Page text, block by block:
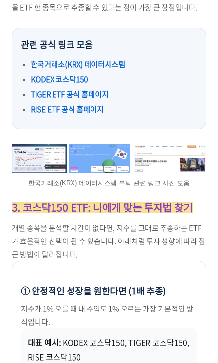
을 ETF 한 종목으로 추종할 수 있다는 점이 가장 큰 장점입니다.
관련 공식 링크 모음
한국거래소(KRX) 데이터시스템
KODEX 코스닥150
TIGER ETF 공식 홈페이지
RISE ETF 공식 홈페이지
한국거래소(KRX) 데이터시스템 부턱 관련 링크 사진 모음
3. 코스닥150 ETF: 나에게 맞는 투자법 찾기
개별 종목을 분석할 시간이 없다면, 지수를 그대로 추종하는 ETF
가 효율적인 선택이 될 수 있습니다. 아래처럼 투자 성향에 따라 접
근 방법이 달라집니다.
① 안정적인 성장을 원한다면 (1배 추종)
지수가 1% 오를 때 내 수익도 1% 오르는 가장 기본적인 방
식입니다.
대표 예시: KODEX 코스닥150, TIGER 코스닥150,
RISE 코스닥150